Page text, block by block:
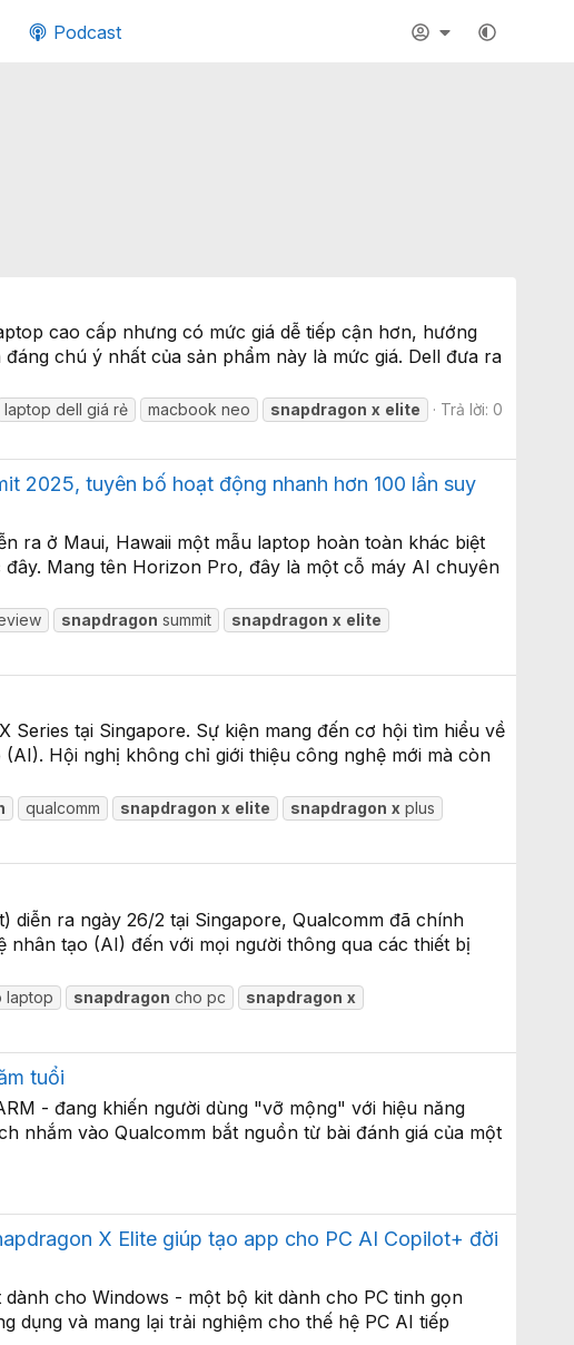
Podcast
cao cấp nhưng có mức giá dễ tiếp cận hơn, hướng
chú ý nhất của sản phẩm này là mức giá. Dell đưa ra
laptop dell giá rẻ macbook neo snapdragon x elite
Trả lời: 0
2025, tuyên bố hoạt động nhanh hơn 100 lần suy
ra ở Maui, Hawaii một mẫu laptop hoàn toàn khác biệt
Mang tên Horizon Pro, đây là một cỗ máy AI chuyên
snapdragon summit snapdragon x elite
tại Singapore. Sự kiện mang đến cơ hội tìm hiểu về
Hội nghị không chỉ giới thiệu công nghệ mới mà còn
qualcomm snapdragon x elite snapdragon x plus
ra ngày 26/2 tại Singapore, Qualcomm đã chính
tạo (AI) đến với mọi người thông qua các thiết bị
laptop snapdragon cho pc snapdragon x
tuổi
- đang khiến người dùng "vỡ mộng" với hiệu năng
nhắm vào Qualcomm bắt nguồn từ bài đánh giá của một
X Elite giúp tạo app cho PC AI Copilot+ đời
cho Windows - một bộ kit dành cho PC tinh gọn
dụng và mang lại trải nghiệm cho thế hệ PC AI tiếp